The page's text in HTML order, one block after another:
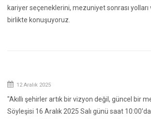
kariyer seçeneklerini, mezuniyet sonrası
birlikte konuşuyoruz.
12 Aralık 2025
"Akıllı şehirler artık bir vizyon değil, güncel bir
Söyleşisi 16 Aralık 2025 Salı günü saat